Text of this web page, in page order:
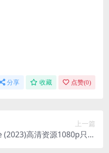
分享 收藏 点赞(0)
上一篇
高清资源1080p只分